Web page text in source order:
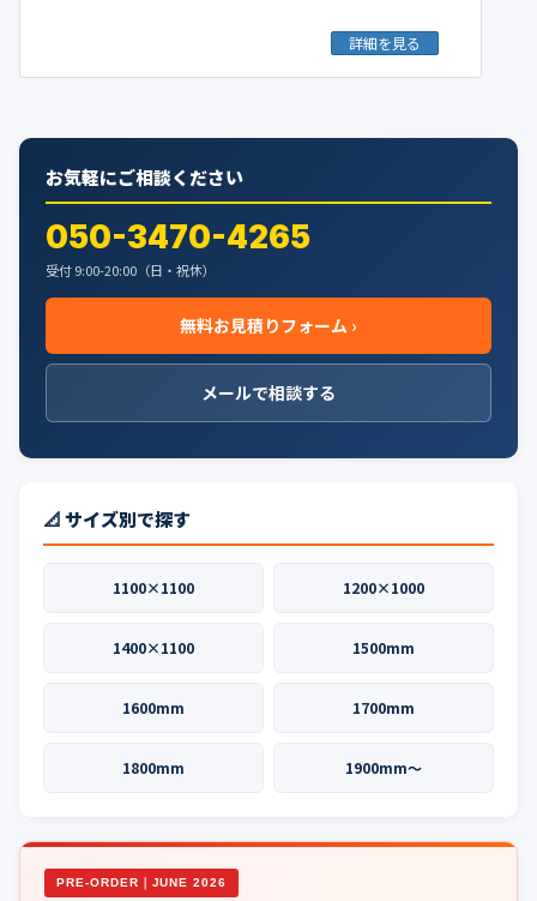
詳細を見る
お気軽にご相談ください
050-3470-4265
受付 9:00-20:00（日・祝休）
無料お見積りフォーム ›
メールで相談する
📐 サイズ別で探す
1100×1100 1200×1000
1400×1100 1500mm
1600mm 1700mm
1800mm 1900mm〜
PRE-ORDER｜JUNE 2026